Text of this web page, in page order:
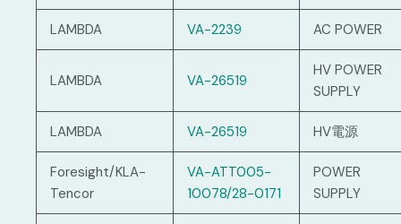
LAMBDA VA-2239 AC POWER
LAMBDA VA-26519
HV POWER
SUPPLY
LAMBDA VA-26519 HV電源
Foresight/KLA-
Tencor
VA-ATT005-
10078/28-0171
POWER
SUPPLY